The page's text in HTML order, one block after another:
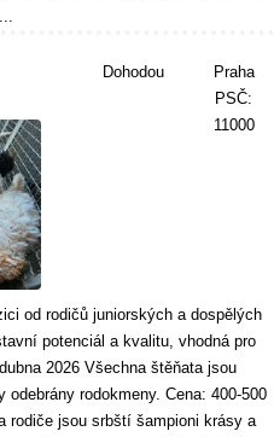
Dohodou
Praha
PSČ:
11000
od rodičů juniorských a dospělých
potenciál a kvalitu, vhodná pro
2026 Všechna štěňata jsou
rodokmeny. Cena: 400-500
rodiče jsou srbští šampioni krásy a